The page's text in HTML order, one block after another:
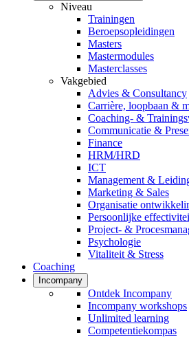
Niveau
Trainingen
Beroepsopleidingen
Masters
Mastermodules
Masterclasses
Vakgebied
Advies & Consultancy
Carrière, loopbaan &
Coaching- &
Communicatie &
Finance
HRM/HRD
ICT
Management &
Marketing & Sales
Organisatie
Persoonlijke
Project- &
Psychologie
Vitaliteit & Stress
Coaching
Incompany
Ontdek Incompany
Incompany workshops
Unlimited learning
Competentiekompas